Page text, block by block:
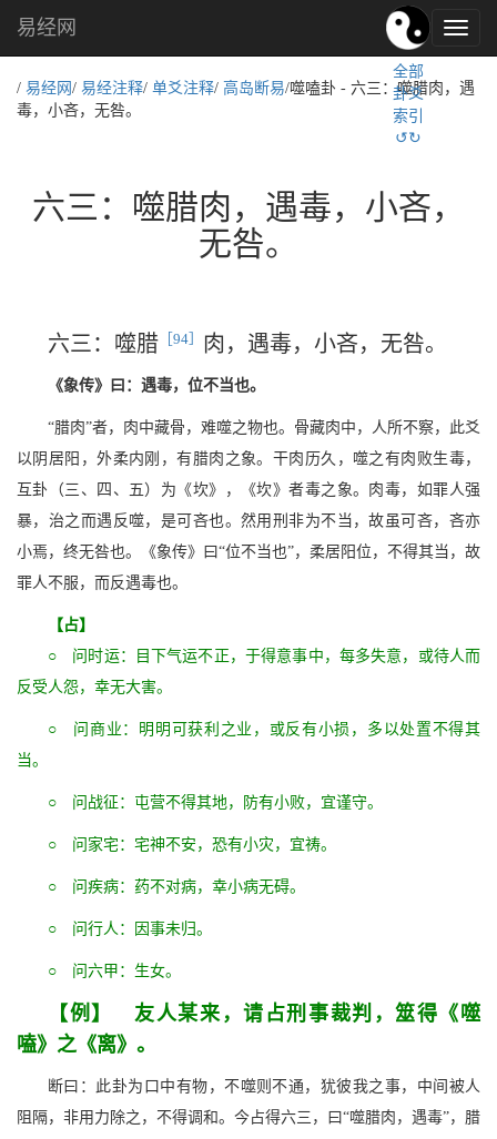
易
经
化,
易经网
全部
卦爻
索引
↺↻
/ 易经网 / 易经注释/ 单爻注释/ 高岛断易/噬嗑卦 - 六三：噬腊肉，遇
毒，小吝，无咎。
六三：噬腊肉，遇毒，小吝，
无咎。
六三：噬腊 ［94］ 肉，遇毒，小吝，无咎。
《象传》曰：遇毒，位不当也。
“腊肉”者，肉中藏骨，难噬之物也。骨藏肉中，人所不察，此爻
以阴居阳，外柔内刚，有腊肉之象。干肉历久，噬之有肉败生毒，
互卦（三、四、五）为《坎》，《坎》者毒之象。肉毒，如罪人强
暴，治之而遇反噬，是可吝也。然用刑非为不当，故虽可吝，吝亦
小焉，终无咎也。《象传》曰“位不当也”，柔居阳位，不得其当，故
罪人不服，而反遇毒也。
【占】
○ 问时运：目下气运不正，于得意事中，每多失意，或待人而
反受人怨，幸无大害。
○ 问商业：明明可获利之业，或反有小损，多以处置不得其
当。
○ 问战征：屯营不得其地，防有小败，宜谨守。
○ 问家宅：宅神不安，恐有小灾，宜祷。
○ 问疾病：药不对病，幸小病无碍。
○ 问行人：因事未归。
○ 问六甲：生女。
【例】 友人某来，请占刑事裁判，筮得《噬
嗑》之《离》。
断曰：此卦为口中有物，不噬则不通，犹彼我之事，中间被人
阻隔，非用力除之，不得调和。今占得六三，曰“噬腊肉，遇毒”，腊